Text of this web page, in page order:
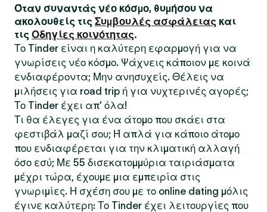
Όταν συναντάς νέο κόσμο, θυμήσου να
ακολουθείς τις Συμβουλές ασφάλειας και
τις Οδηγίες κοινότητας.
Το Tinder είναι η καλύτερη εφαρμογή για να
γνωρίσεις νέο κόσμο. Ψάχνεις κάποιον με κοινά
ενδιαφέροντα; Μην ανησυχείς. Θέλεις να
μιλήσεις για road trip ή για νυχτερινές αγορές;
Το Tinder έχει απ' όλα!
Τι θα έλεγες για ένα άτομο που σκάει στα
φεστιβάλ μαζί σου; Ή απλά για κάποιο άτομο
που ενδιαφέρεται για την κλιματική αλλαγή
όσο εσύ; Με 55 δισεκατομμύρια ταιριάσματα
μέχρι τώρα, έχουμε μια εμπειρία στις
γνωριμίες. Η σχέση σου με το online dating μόλις
έγινε καλύτερη: Το Tinder έχει λειτουργίες που